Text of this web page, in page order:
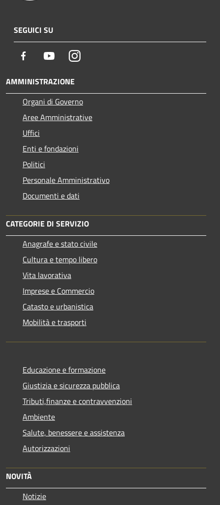
SEGUICI SU
Facebook YoutubeInstagram
AMMINISTRAZIONE
Organi di Governo
Aree Amministrative
Uffici
Enti e fondazioni
Politici
Personale Amministrativo
Documenti e dati
CATEGORIE DI SERVIZIO
Anagrafe e stato civile
Cultura e tempo libero
Vita lavorativa
Imprese e Commercio
Catasto e urbanistica
Mobilità e trasporti
Educazione e formazione
Giustizia e sicurezza pubblica
Tributi,finanze e contravvenzioni
Ambiente
Salute, benessere e assistenza
Autorizzazioni
NOVITÀ
Notizie